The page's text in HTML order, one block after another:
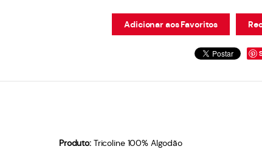
Adicionar aos Favoritos
Produto:Tricoline 100% Algodão